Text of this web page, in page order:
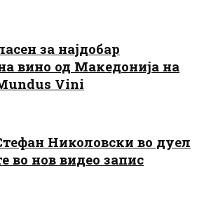
за најдобар
вино од Македонија на
Vini
Николовски во дуел
во нов видео запис